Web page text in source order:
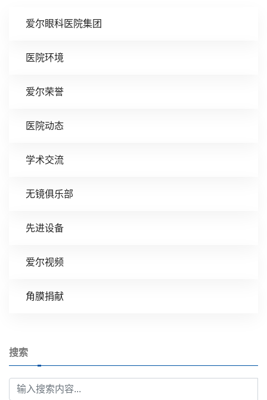
爱尔眼科医院集团
医院环境
爱尔荣誉
医院动态
学术交流
无镜俱乐部
先进设备
爱尔视频
角膜捐献
搜索